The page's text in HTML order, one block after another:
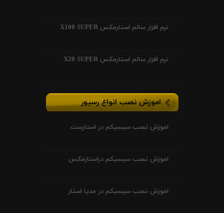
نرم افزار سالم استارمکس X100 SUPER
نرم افزار سالم استارمکس X20 SUPER
اموزش نصب انواع رسیور
اموزش نصب سیسیکم در استارست
اموزش نصب سیسیکم دراستارمکس
اموزش نصب سیسیکم در مدیا استار